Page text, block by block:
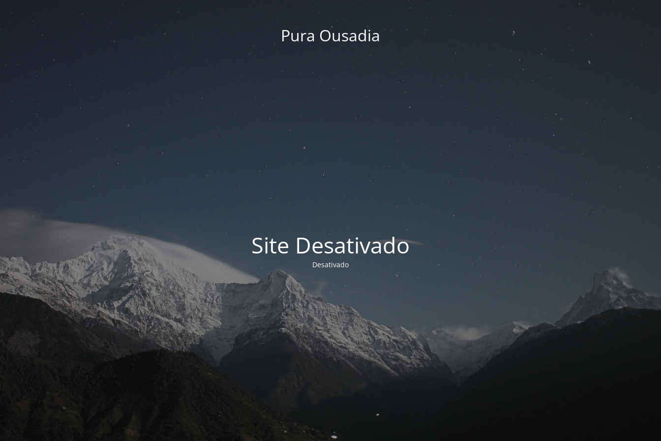
Pura Ousadia
Site Desativado
Desativado